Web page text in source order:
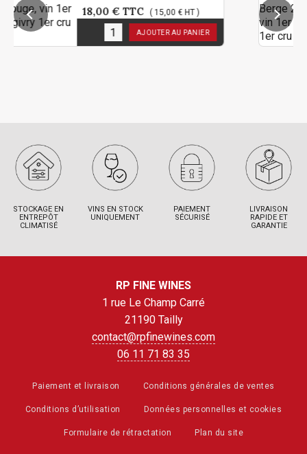
18,00 € TTC ( 15,00 € HT )
1en stock AJOUTER AU PANIER
STOCKAGE EN
ENTREPÔT
CLIMATISÉ
VINS EN STOCK
UNIQUEMENT
PAIEMENT
SÉCURISÉ
LIVRAISON
RAPIDE ET
GARANTIE
RP FINE WINES
1 rue Le Champ Carré
21190 Tailly
contact@rpfinewines.com
06 11 71 83 35
Paiement et livraison Conditions générales de ventes
Conditions d’utilisation Données personnelles et cookies
Formulaire de rétractation Plan du site